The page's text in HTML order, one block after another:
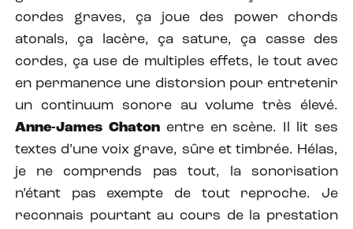
cordes graves, ça joue des power chords
atonals, ça lacère, ça sature, ça casse des
cordes, ça use de multiples effets, le tout avec
en permanence une distorsion pour entretenir
un continuum sonore au volume très élevé.
Anne-James Chatonentre en scène. Il lit ses
textes d’une voix grave, sûre et timbrée. Hélas,
je ne comprends pas tout, la sonorisation
n’étant pas exempte de tout reproche. Je
reconnais pourtant au cours de la prestation